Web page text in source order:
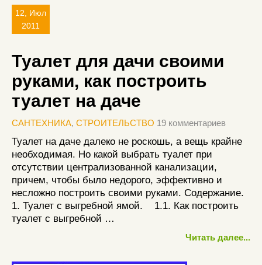
12, Июл
2011
Туалет для дачи своими
руками, как построить
туалет на даче
САНТЕХНИКА, СТРОИТЕЛЬСТВО 19 комментариев
Туалет на даче далеко не роскошь, а вещь крайне
необходимая. Но какой выбрать туалет при
отсутствии централизованной канализации,
причем, чтобы было недорого, эффективно и
несложно построить своими руками. Содержание.
1. Туалет с выгребной ямой. 1.1. Как построить
туалет с выгребной …
Читать далее...